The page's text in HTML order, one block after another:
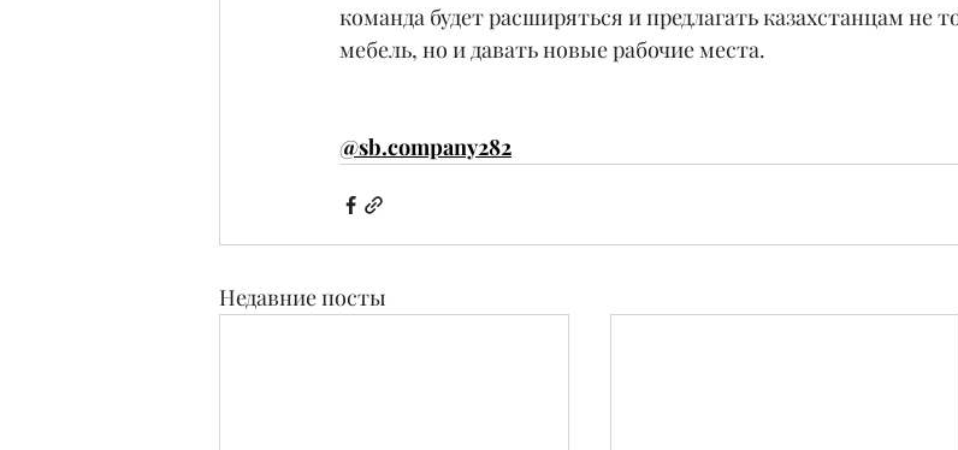
команда будет расширяться и предлагать казахстанцам не
мебель, но и давать новые рабочие места.
@sb.company282
Недавние посты